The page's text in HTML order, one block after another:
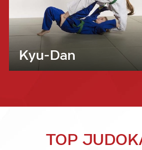
Kyu-Dan
TOP